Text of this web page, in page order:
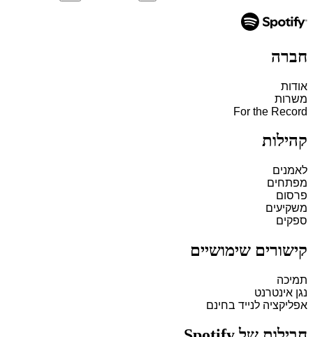
חברה
אודות
משרות
For the Record
קהילות
לאמנים
מפתחים
פרסום
משקיעים
ספקים
קישורים שימושיים
תמיכה
נגן אינטרנט
אפליקציה לנייד בחינם